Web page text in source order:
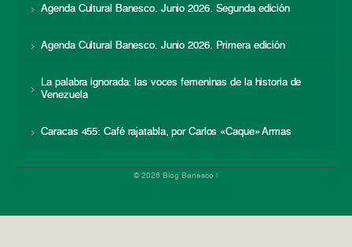
Agenda Cultural Banesco. Junio 2026. Segunda edición
Agenda Cultural Banesco. Junio 2026. Primera edición
La palabra ignorada: las voces femeninas de la historia de
Venezuela
Caracas 455: Café rajatabla, por Carlos «Caque» Armas
© 2026 Blog Banesco |